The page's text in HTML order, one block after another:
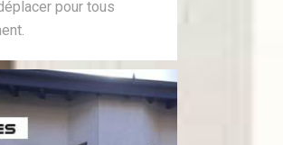
pour tous